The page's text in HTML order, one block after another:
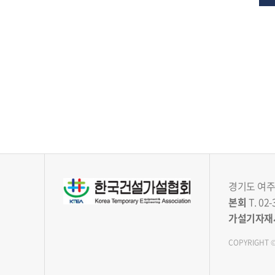
경기도 여
본회 T.
가설기자
COPYRIGHT